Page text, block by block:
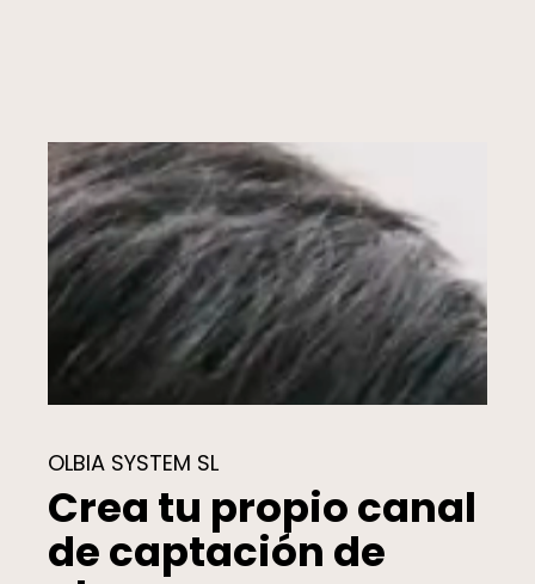
OLBIA SYSTEM SL
Crea tu propio canal
de captación de